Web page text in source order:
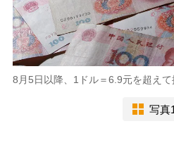
8月5日以降、1ドル＝6.9元を超え
写真